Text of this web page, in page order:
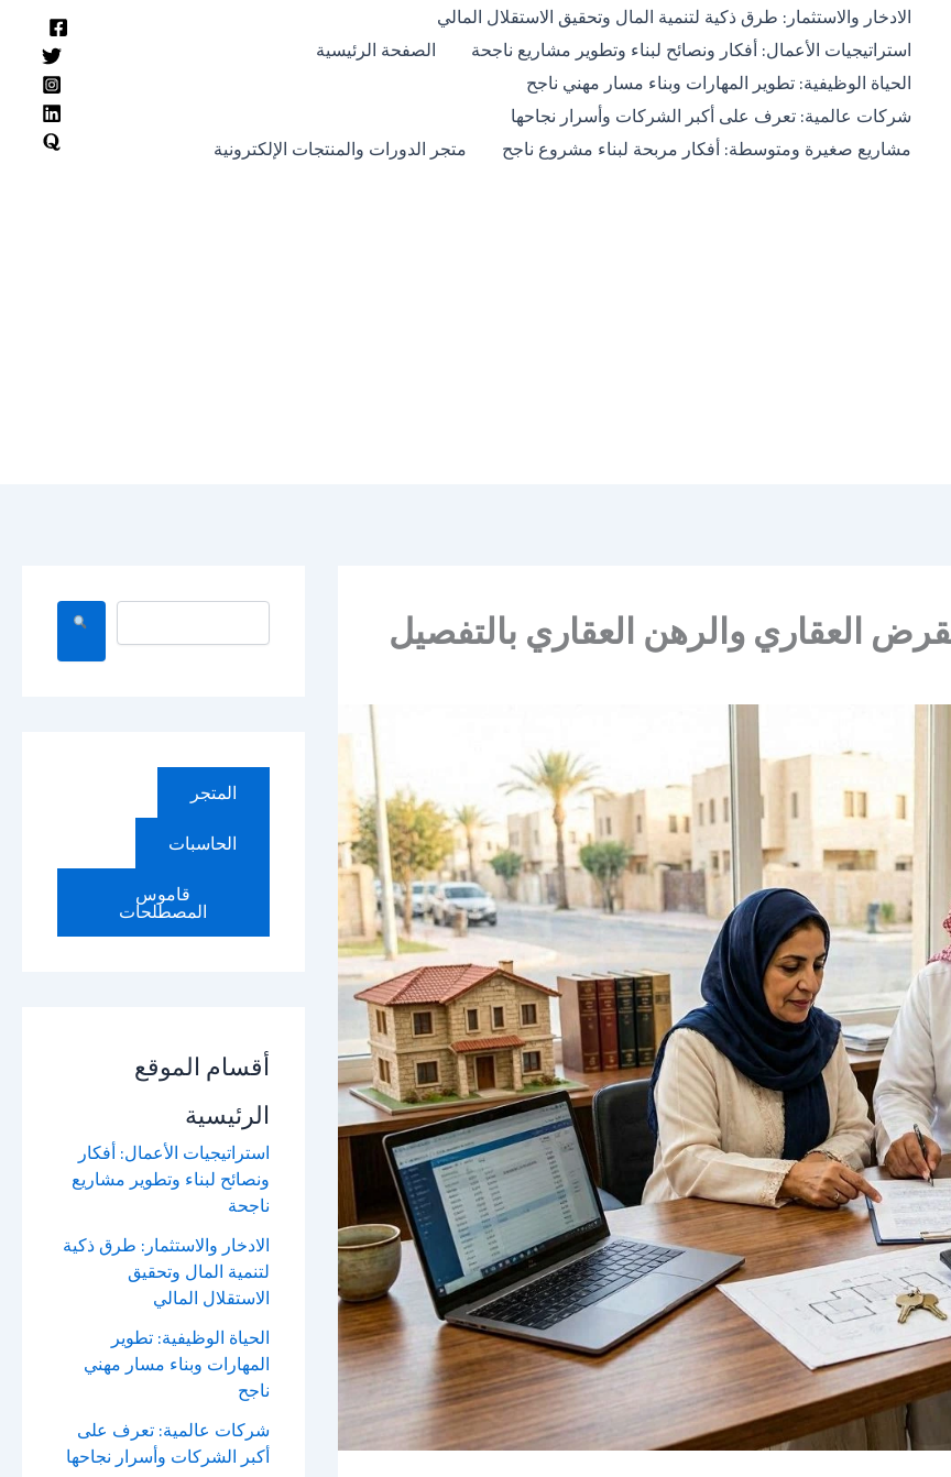
الادخار والاستثمار: طرق ذكية لتنمية المال وتحقيق الاستقلال المالي
استراتيجيات الأعمال: أفكار ونصائح لبناء وتطوير مشاريع ناجحة
الصفحة الرئيسية
الحياة الوظيفية: تطوير المهارات وبناء مسار مهني ناجح
شركات عالمية: تعرف على أكبر الشركات وأسرار نجاحها
مشاريع صغيرة ومتوسطة: أفكار مربحة لبناء مشروع ناجح
متجر الدورات والمنتجات الإلكترونية
ا
ب
المتجر
الحاسبات
قاموس
المصطلحات
أقسام الموقع
الرئيسية
استراتيجيات الأعمال: أفكار
ونصائح لبناء وتطوير مشاريع
ناجحة
الادخار والاستثمار: طرق ذكية
لتنمية المال وتحقيق
الاستقلال المالي
الحياة الوظيفية: تطوير
المهارات وبناء مسار مهني
ناجح
شركات عالمية: تعرف على
أكبر الشركات وأسرار نجاحها